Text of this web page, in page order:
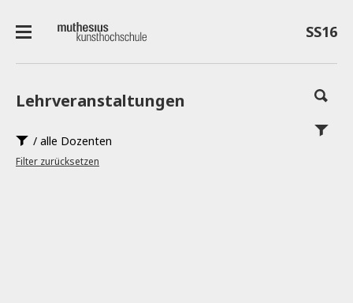
SS16
Lehrveranstaltungen
/ alle Dozenten
Filter zurücksetzen